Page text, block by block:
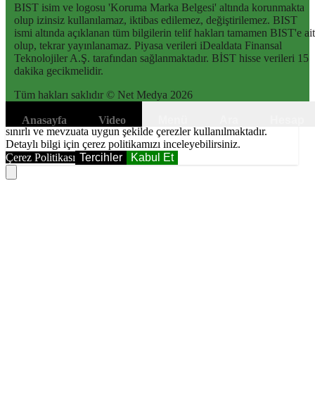
BIST isim ve logosu 'Koruma Marka Belgesi' altında korunmakta
olup izinsiz kullanılamaz, iktibas edilemez, değiştirilemez. BIST
ismi altında açıklanan tüm bilgilerin telif hakları tamamen BIST'e ait
olup, tekrar yayınlanamaz. Piyasa verileri iDealdata Finansal
Teknolojiler A.Ş. tarafından sağlanmaktadır. BİST hisse verileri 15
dakika gecikmelidir.
Tüm hakları saklıdır © Net Medya 2026
Anasayfa Video
6698 sayılı Kişisel Verilerin Korunması Kanunundaki amaçlar ile
sınırlı ve mevzuata uygun şekilde çerezler kullanılmaktadır.
Detaylı bilgi için çerez politikamızı inceleyebilirsiniz.
Çerez Politikası Tercihler Kabul Et